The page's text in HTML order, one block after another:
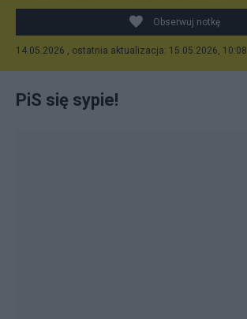
Obserwuj notkę
14.05.2026 , ostatnia aktualizacja: 15.05.2026, 10:08
PiS się sypie!